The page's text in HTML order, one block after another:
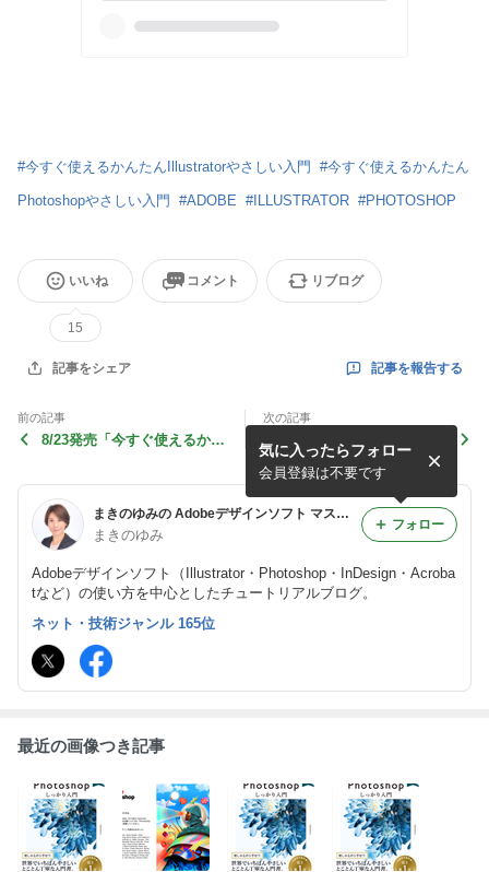
#今すぐ使えるかんたんIllustratorやさしい入門 #今すぐ使えるかんたん
Photoshopやさしい入門 #ADOBE #ILLUSTRATOR #PHOTOSHOP
いいね
15
コメント リブログ
記事をシェア 記事を報告する
前の記事
8/23発売「今すぐ使えるかん
次の記事
Illustrator2023（バージョン
27.0.1）起動画面
まきのゆみの Adobeデザインソフト マスター教室
まきのゆみ
Adobeデザインソフト（Illustrator・Photoshop・InDesign・Acroba
tなど）の使い方を中心としたチュートリアルブログ。
気に入ったらフォロー
会員登録は不要です
フォロー
ネット・技術ジャンル 165位
最近の画像つき記事